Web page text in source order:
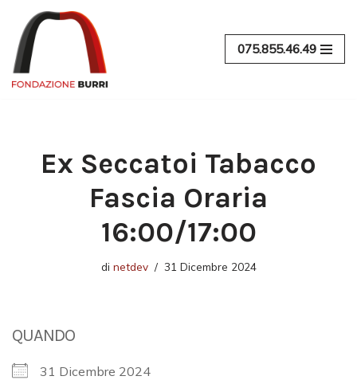
Vai
al
contenuto
075.855.46.49
Ex Seccatoi Tabacco
Fascia Oraria
16:00/17:00
di netdev 31 Dicembre 2024
QUANDO
31 Dicembre 2024